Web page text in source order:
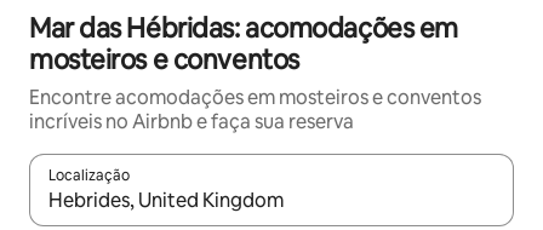
Mar das Hébridas: acomodações em
mosteiros e conventos
Encontre acomodações em mosteiros e conventos
incríveis no Airbnb e faça sua reserva
Localização
Quando os resultados estiverem disponíveis, explore-os